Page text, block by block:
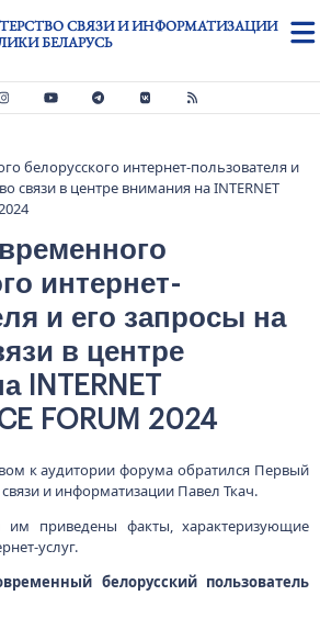
СВЯЗИ И ИНФОРМАТИЗАЦИИ
БЕЛАРУСЬ
белорусского интернет-пользователя и
связи в центре внимания на INTERNET
интернет-
и его запросы на
в центре
INTERNET
FORUM 2024
к аудитории форума обратился Первый
и информатизации Павел Ткач.
им приведены факты, характеризующие
услуг.
белорусский пользователь